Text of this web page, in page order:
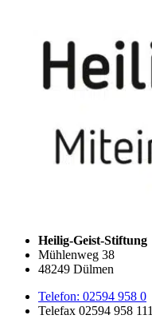
Heilig-Geist-Stiftung
Mühlenweg 38
48249 Dülmen
Telefon: 02594 958 0
Telefax 02594 958 111